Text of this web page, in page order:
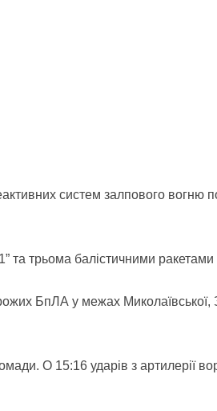
систем залпового вогню
трьома балістичними ракетами
БпЛА у межах Миколаївської,
О 15:16 ударів з артилерії